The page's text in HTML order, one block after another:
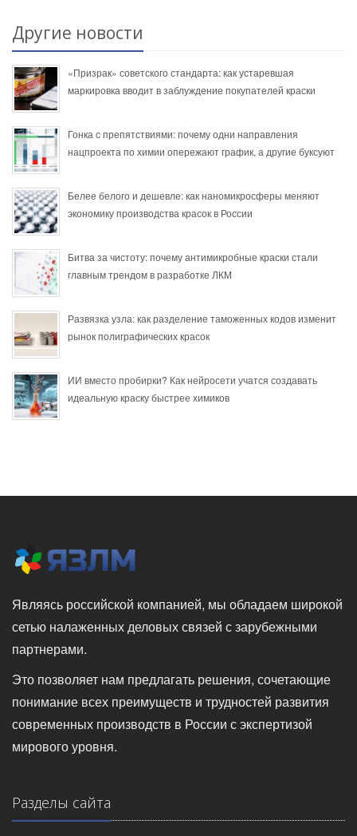
Другие новости
«Призрак» советского стандарта: как устаревшая
маркировка вводит в заблуждение покупателей краски
Гонка с препятствиями: почему одни направления
нацпроекта по химии опережают график, а другие буксуют
Белее белого и дешевле: как наномикросферы меняют
экономику производства красок в России
Битва за чистоту: почему антимикробные краски стали
главным трендом в разработке ЛКМ
Развязка узла: как разделение таможенных кодов изменит
рынок полиграфических красок
ИИ вместо пробирки? Как нейросети учатся создавать
идеальную краску быстрее химиков
Являясь российской компанией, мы обладаем широкой
сетью налаженных деловых связей с зарубежными
партнерами.
Это позволяет нам предлагать решения, сочетающие
понимание всех преимуществ и трудностей развития
современных производств в России с экспертизой
мирового уровня.
Разделы сайта